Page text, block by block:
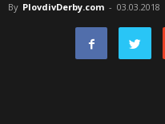
By PlovdivDerby.com - 03.03.2018